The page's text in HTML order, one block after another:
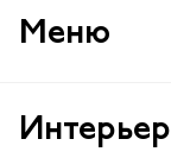
Меню
Интерьер